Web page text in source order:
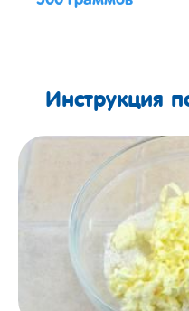
Инструкция